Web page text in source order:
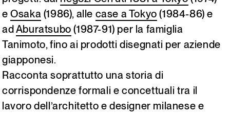
eOsaka (1986), alle case a Tokyo (1984-86) e
adAburatsubo (1987-91) per la famiglia
Tanimoto, fino ai prodotti disegnati per aziende
giapponesi.
Racconta soprattutto una storia di
corrispondenze formali e concettuali tra il
lavoro dell’architetto e designer milanese e